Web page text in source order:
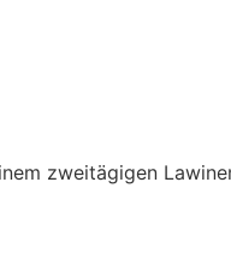
zweitägigen